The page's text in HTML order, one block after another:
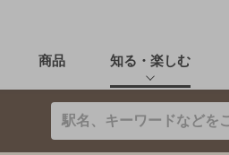
商品 知る・楽しむ